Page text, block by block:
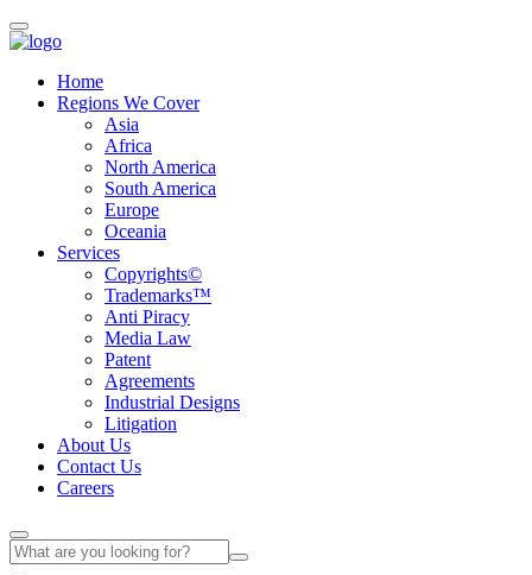
Home
Regions We Cover
Asia
Africa
North America
South America
Europe
Oceania
Services
Copyrights©
Trademarks™
Anti Piracy
Media Law
Patent
Agreements
Industrial Designs
Litigation
About Us
Contact Us
Careers